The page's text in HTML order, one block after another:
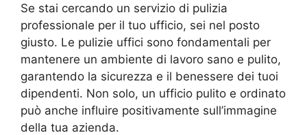
Se stai cercando un servizio di pulizia
professionale per il tuo ufficio, sei nel posto
giusto. Le pulizie uffici sono fondamentali per
mantenere un ambiente di lavoro sano e pulito,
garantendo la sicurezza e il benessere dei tuoi
dipendenti. Non solo, un ufficio pulito e ordinato
può anche influire positivamente sull’immagine
della tua azienda.